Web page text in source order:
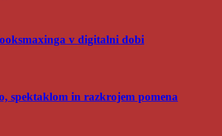
v digitalni dobi
spektaklom in razkrojem pomena